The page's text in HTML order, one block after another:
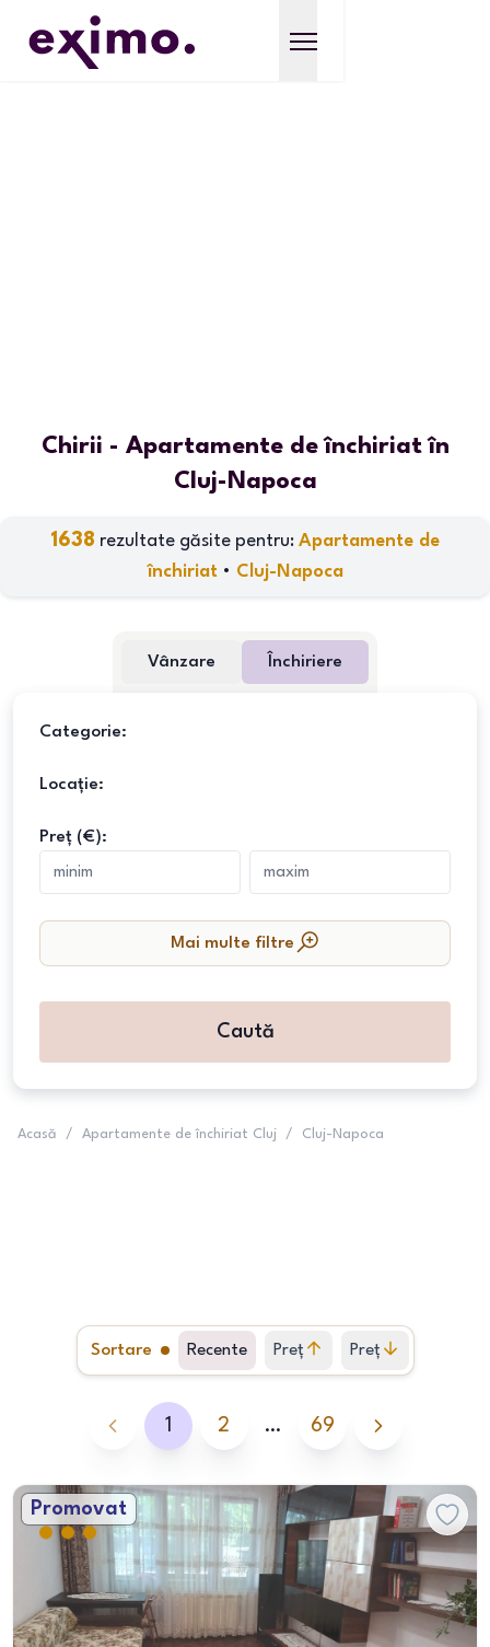
Chirii - Apartamente de închiriat în
Cluj-Napoca
1638 rezultate găsite pentru: Apartamente de
închiriat • Cluj-Napoca
Vânzare Închiriere
Categorie:
Locație:
Preț (€):
Mai multe filtre
Caută
Acasă / Apartamente de închiriat Cluj / Cluj-Napoca
Sortare Recente Preț
crescător
Preț
descrescător
1 2 … 69
Promovat